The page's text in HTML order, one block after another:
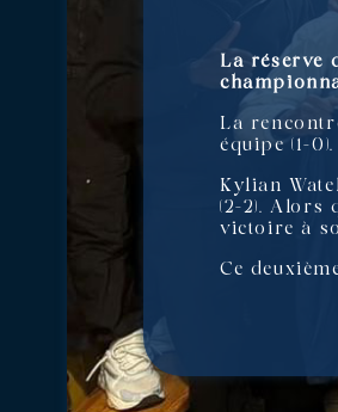
La réserve
La
équipe (1-
Kylian
(2-2). Alors
victoire à
Ce